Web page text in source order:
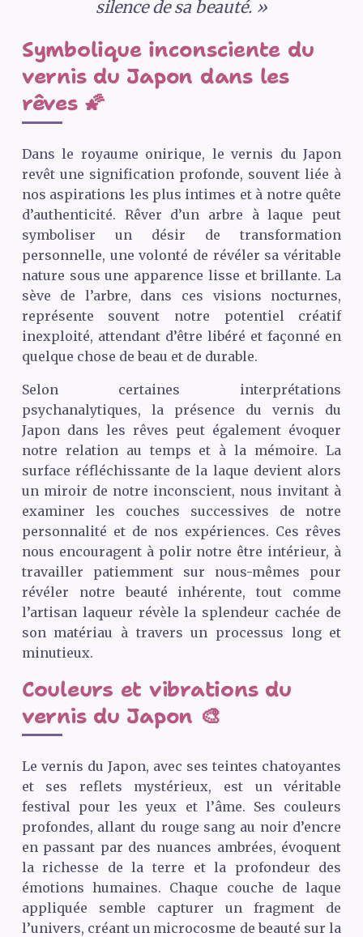
silence de sa beauté. »
Symbolique inconsciente du
vernis du Japon dans les
rêves 🌠
Dans le royaume onirique, le vernis du Japon
revêt une signification profonde, souvent liée à
nos aspirations les plus intimes et à notre quête
d’authenticité. Rêver d’un arbre à laque peut
symboliser un désir de transformation
personnelle, une volonté de révéler sa véritable
nature sous une apparence lisse et brillante. La
sève de l’arbre, dans ces visions nocturnes,
représente souvent notre potentiel créatif
inexploité, attendant d’être libéré et façonné en
quelque chose de beau et de durable.
Selon certaines interprétations
psychanalytiques, la présence du vernis du
Japon dans les rêves peut également évoquer
notre relation au temps et à la mémoire. La
surface réfléchissante de la laque devient alors
un miroir de notre inconscient, nous invitant à
examiner les couches successives de notre
personnalité et de nos expériences. Ces rêves
nous encouragent à polir notre être intérieur, à
travailler patiemment sur nous-mêmes pour
révéler notre beauté inhérente, tout comme
l’artisan laqueur révèle la splendeur cachée de
son matériau à travers un processus long et
minutieux.
Couleurs et vibrations du
vernis du Japon 🎨
Le vernis du Japon, avec ses teintes chatoyantes
et ses reflets mystérieux, est un véritable
festival pour les yeux et l’âme. Ses couleurs
profondes, allant du rouge sang au noir d’encre
en passant par des nuances ambrées, évoquent
la richesse de la terre et la profondeur des
émotions humaines. Chaque couche de laque
appliquée semble capturer un fragment de
l’univers, créant un microcosme de beauté sur la